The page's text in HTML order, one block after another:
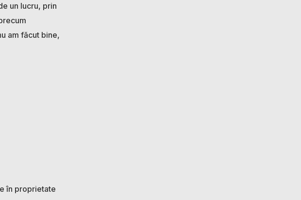
un lucru, prin
am făcut bine,
în proprietate